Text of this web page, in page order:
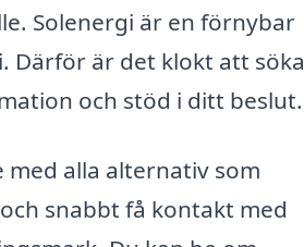
Solenergi är en förnybar
Därför är det klokt att söka
och stöd i ditt beslut.
alla alternativ som
snabbt få kontakt med